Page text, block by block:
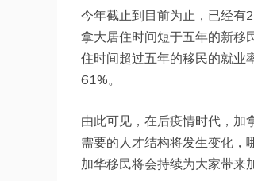
今年截止到目前为止，已经
拿大居住时间短于五年的新
住时间超过五年的移民的就
61%。
由此可见，在后疫情时代，加
需要的人才结构将发生变化，
加华移民将会持续为大家带来